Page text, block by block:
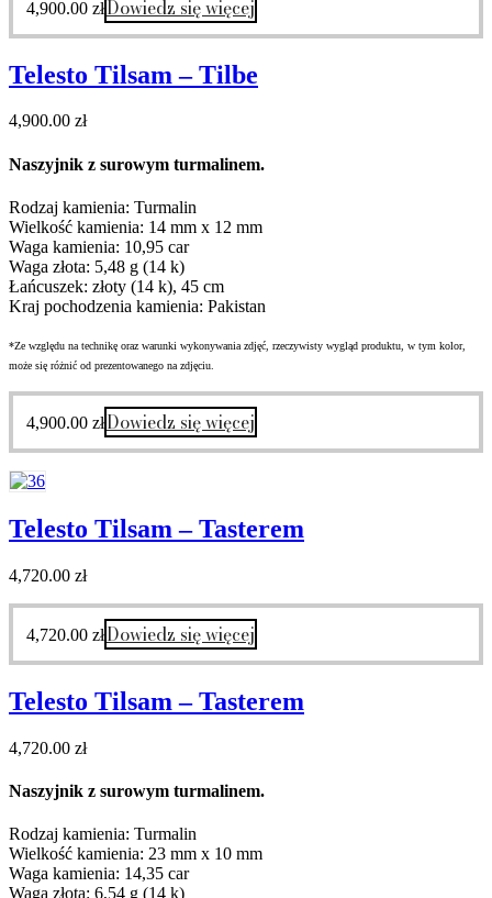
4,900.00 złDowiedz się więcej
Telesto Tilsam – Tilbe
4,900.00 zł
Naszyjnik z surowym turmalinem.
Rodzaj kamienia: Turmalin
Wielkość kamienia: 14 mm x 12 mm
Waga kamienia: 10,95 car
Waga złota: 5,48 g (14 k)
Łańcuszek: złoty (14 k), 45 cm
Kraj pochodzenia kamienia: Pakistan
*Ze względu na technikę oraz warunki wykonywania zdjęć, rzeczywisty wygląd produktu, w tym kolor,
może się różnić od prezentowanego na zdjęciu.
4,900.00 złDowiedz się więcej
Telesto Tilsam – Tasterem
4,720.00 zł
4,720.00 złDowiedz się więcej
Telesto Tilsam – Tasterem
4,720.00 zł
Naszyjnik z surowym turmalinem.
Rodzaj kamienia: Turmalin
Wielkość kamienia: 23 mm x 10 mm
Waga kamienia: 14,35 car
Waga złota: 6,54 g (14 k)